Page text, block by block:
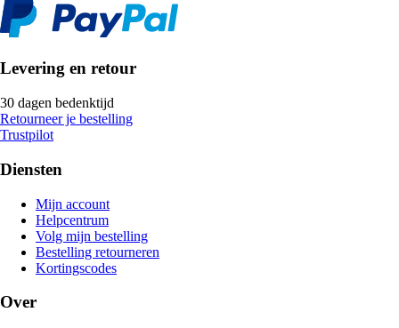
Levering en retour
30 dagen bedenktijd
Retourneer je bestelling
Trustpilot
Diensten
Mijn account
Helpcentrum
Volg mijn bestelling
Bestelling retourneren
Kortingscodes
Over